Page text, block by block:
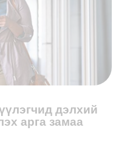
дэлхий
арга замаа